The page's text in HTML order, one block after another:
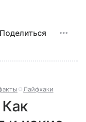
Поделиться
Лайфхаки